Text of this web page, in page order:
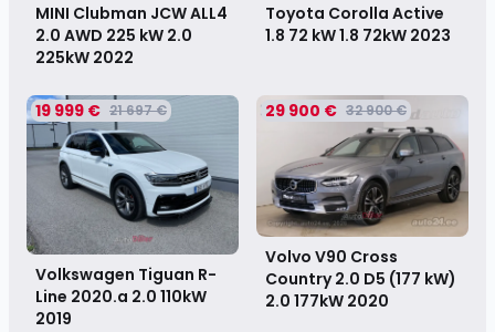
MINI Clubman JCW ALL4
2.0 AWD 225 kW 2.0
225kW 2022
Toyota Corolla Active
1.8 72 kW 1.8 72kW 2023
19 999 € 21 697 €
Volkswagen Tiguan R-
Line 2020.a 2.0 110kW
2019
29 900 € 32 900 €
Volvo V90 Cross
Country 2.0 D5 (177 kW)
2.0 177kW 2020